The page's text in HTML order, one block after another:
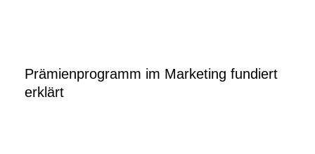
Prämienprogramm im Marketing fundiert
erklärt